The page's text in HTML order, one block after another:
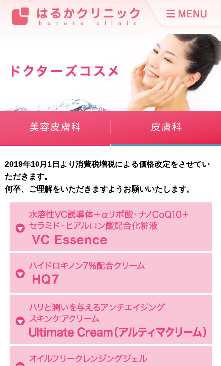
2019年10月1日より消費税増税による価格改定をさせてい
ただきます。
何卒、ご理解をいただきますようお願いいたします。